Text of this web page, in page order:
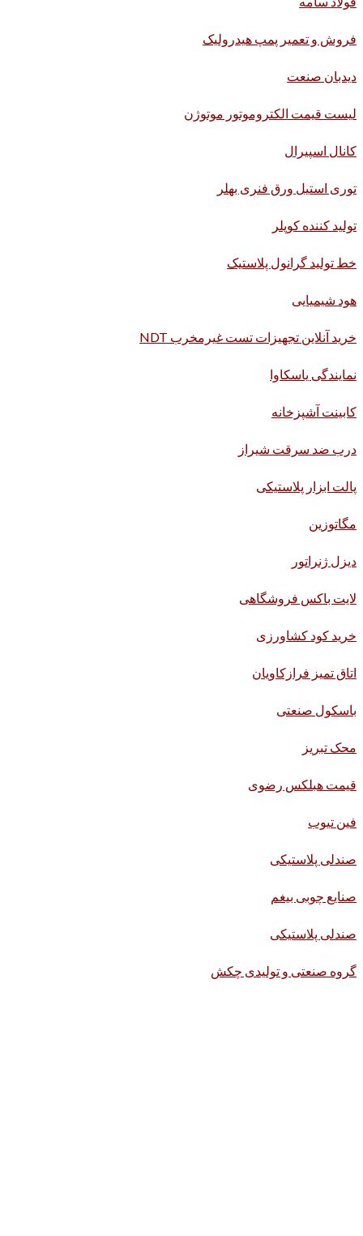
فروش و تعمیر پمپ هیدرولیک
دیدبان صنعت
لیست قیمت الکتروموتور موتوژن
کانال اسپیرال
توری استیل ورق فنری بهلر
تولید کننده کوپلر
خط تولید گرانول پلاستیک
هود شیمیایی
خرید آنلاین تجهیزات تست غیرمخرب NDT
نمایندگی یاسکاوا
کابینت آشپزخانه
درب ضد سرقت شیراز
پالت ابزار پلاستیکی
مگاتوزین
دیزل ژنراتور
لایت باکس فروشگاهی
خرید کود کشاورزی
اتاق تمیز فرازکاویان
باسکول صنعتی
محک تبریز
قیمت هبلکس رضوی
فین تیوب
صندلی پلاستیکی
صنایع چوبی بیغم
صندلی پلاستیکی
گروه صنعتی و تولیدی چکش